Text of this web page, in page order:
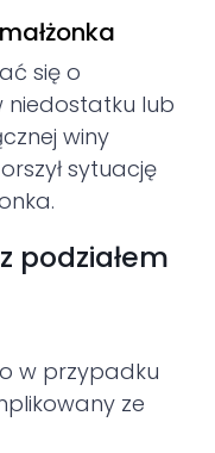
się o
niedostatku lub
winy
sytuację
podziałem
w przypadku
ze